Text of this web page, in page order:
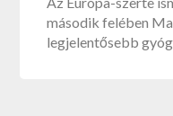
második felében
legjelentősebb